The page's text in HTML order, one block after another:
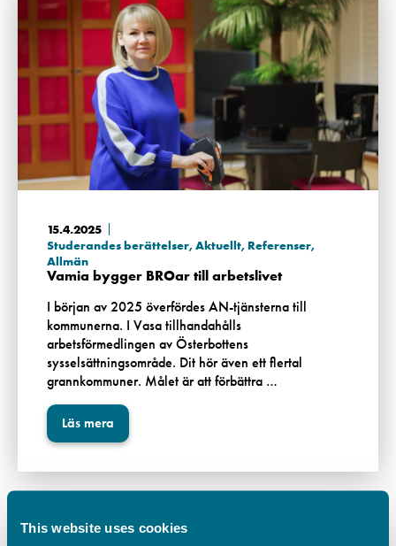
This website uses cookies
15.4.2025
Studerandes berättelser,Aktuellt, Referenser,
Allmän
Vamia bygger BROar till arbetslivet
I början av 2025 överfördes AN-tjänsterna till
kommunerna. I Vasa tillhandahålls
arbetsförmedlingen av Österbottens
sysselsättningsområde. Dit hör även ett flertal
grannkommuner. Målet är att förbättra …
Läs mera